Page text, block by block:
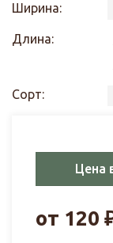
Ширина:
Длина:
Сорт:
Цена
от 120